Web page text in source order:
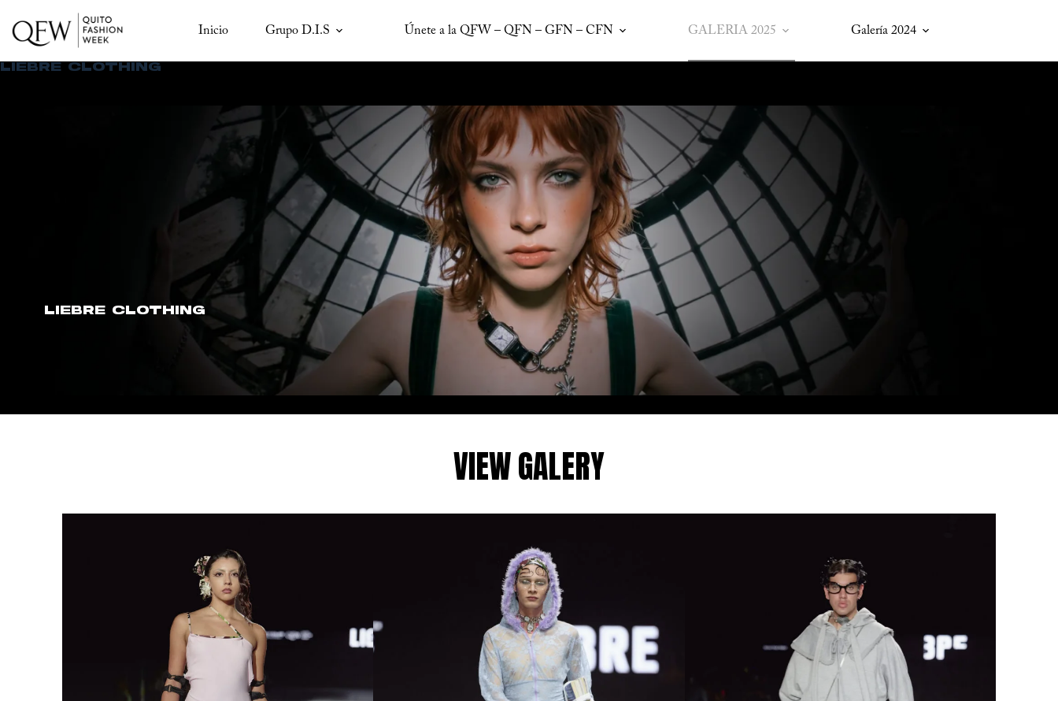
contenido
Inicio Grupo D.I.S Únete a la QFW – QFN – GFN – CFN GALERIA 2025 Galería 2024
LIEBRE CLOTHING
LIEBRE CLOTHING
VIEW GALERY